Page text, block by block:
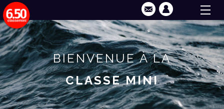
BIENVENUE À LA
CLASSE MINI